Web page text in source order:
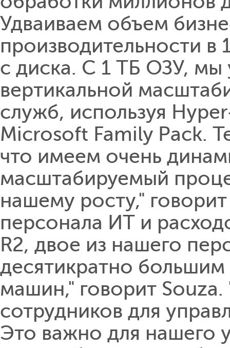
Удваиваем объем
производительности в
с диска. C 1 ТБ ОЗУ, мы
вертикальной
служб, используя
Microsoft Family Pack.
что имеем очень
масштабируемый
нашему росту,"
персонала ИТ и
R2, двое из нашего
десятикратно большим
машин," говорит
сотрудников для
Это важно для нашего